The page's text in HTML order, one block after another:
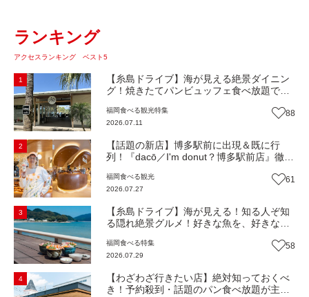
ランキング
アクセスランキング ベスト5
1
【糸島ドライブ】海が見える絶景ダイニン
グ！焼きたてパンビュッフェ食べ放題で大
Beach Cafe』（福岡・糸島市）【まち歩
き】
福岡食べる観光特集
2026.07.11
88
2
【話題の新店】博多駅前に出現＆既に行
列！『dacō／I'm donut？博多駅前店』徹底
しみ方＆イチオシメニューも紹介！（福岡
市博多区）【まち歩き】
福岡食べる観光
2026.07.27
61
3
【糸島ドライブ】海が見える！知る人ぞ知
る隠れ絶景グルメ！好きな魚を、好きなだ
堂』（福岡市西区）【まち歩き】
福岡食べる特集
2026.07.29
58
4
【わざわざ行きたい店】絶対知っておくべ
き！予約殺到・話題のパン食べ放題が主